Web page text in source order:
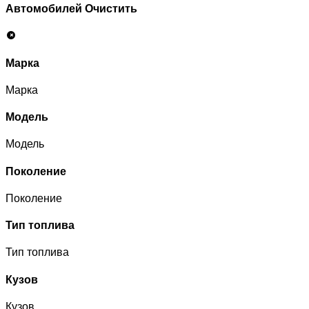
Автомобилей Очистить
Марка
Марка
Модель
Модель
Поколение
Поколение
Тип топлива
Тип топлива
Кузов
Кузов